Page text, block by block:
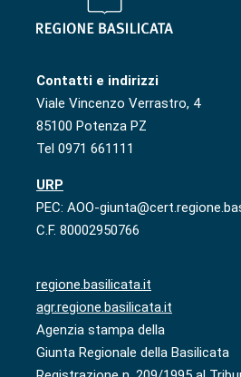
Contatti e indirizzi
Viale Vincenzo Verrastro, 4
85100 Potenza PZ
Tel 0971 661111
URP
PEC: AOO-
C.F. 80002950766
regione.basilicata.it
agr.regione.basilicata.it
Agenzia stampa della
Giunta Regionale della Basilicata